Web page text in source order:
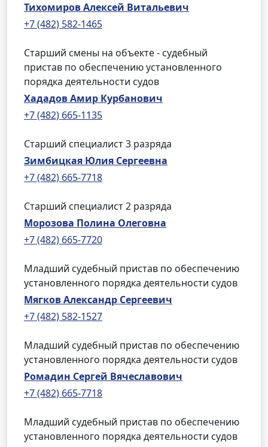
Тихомиров Алексей Витальевич
+7 (482) 582-1465
Старший смены на объекте - судебный
пристав по обеспечению установленного
порядка деятельности судов
Хададов Амир Курбанович
+7 (482) 665-1135
Старший специалист 3 разряда
Зимбицкая Юлия Сергеевна
+7 (482) 665-7718
Старший специалист 2 разряда
Морозова Полина Олеговна
+7 (482) 665-7720
Младший судебный пристав по обеспечению
установленного порядка деятельности судов
Мягков Александр Сергеевич
+7 (482) 582-1527
Младший судебный пристав по обеспечению
установленного порядка деятельности судов
Ромадин Сергей Вячеславович
+7 (482) 665-7718
Младший судебный пристав по обеспечению
установленного порядка деятельности судов